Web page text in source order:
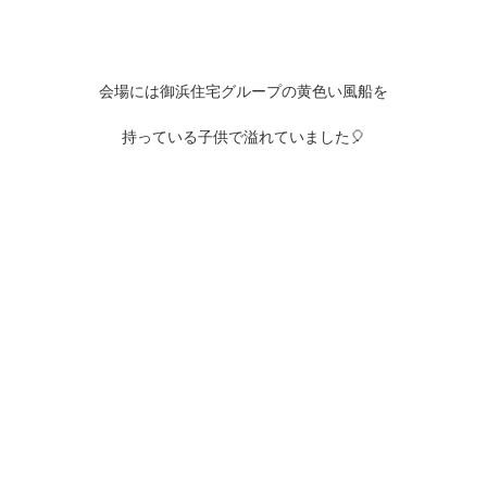
会場には御浜住宅グループの黄色い風船を
持っている子供で溢れていました🎈